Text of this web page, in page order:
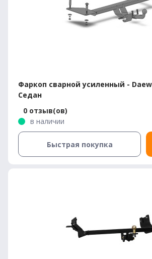
Фаркоп сварной усиленный -
Седан
0 отзыв(ов)
в наличии
Быстрая покупка